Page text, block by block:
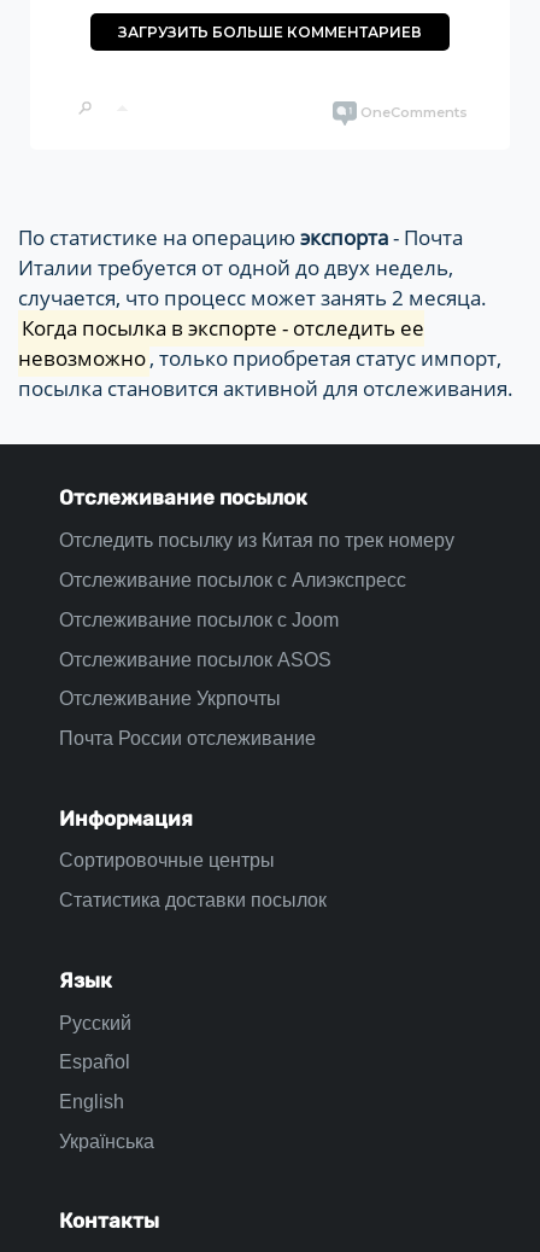
По статистике на операциюэкспорта- Почта
Италии требуется от одной до двух недель,
случается, что процесс может занять 2 месяца.
Когда посылка в экспорте - отследить ее
невозможно, только приобретая статус импорт,
посылка становится активной для отслеживания.
Отслеживание посылок
Отследить посылку из Китая по трек номеру
Отслеживание посылок с Алиэкспресс
Отслеживание посылок с Joom
Отслеживание посылок ASOS
Отслеживание Укрпочты
Почта России отслеживание
Информация
Сортировочные центры
Статистика доставки посылок
Язык
Русский
Español
English
Українська
Контакты